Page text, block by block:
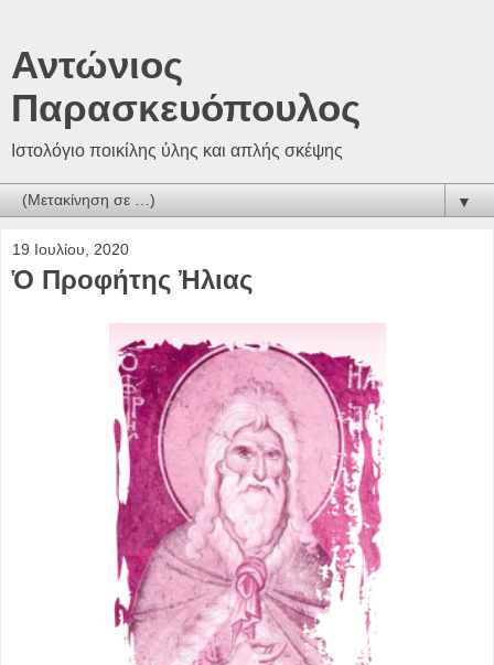
Αντώνιος
Παρασκευόπουλος
Ιστολόγιο ποικίλης ύλης και απλής σκέψης
▼
19 Ιουλίου, 2020
Ὁ Προφήτης Ἠλιας